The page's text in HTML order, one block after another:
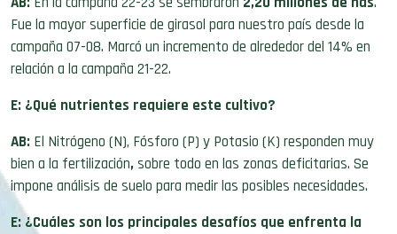
Fue la mayor superficie de girasol para nuestro país desde la
campaña 07-08. Marcó un incremento de alrededor del 14% en
relación a la campaña 21-22.
E: ¿Qué nutrientes requiere este cultivo?
AB: El Nitrógeno (N), Fósforo (P) y Potasio (K) responden muy
bien a la fertilización,sobre todo en las zonas deficitarias. Se
impone análisis de suelo para medir las posibles necesidades.
E: ¿Cuáles son los principales desafíos que enfrenta la